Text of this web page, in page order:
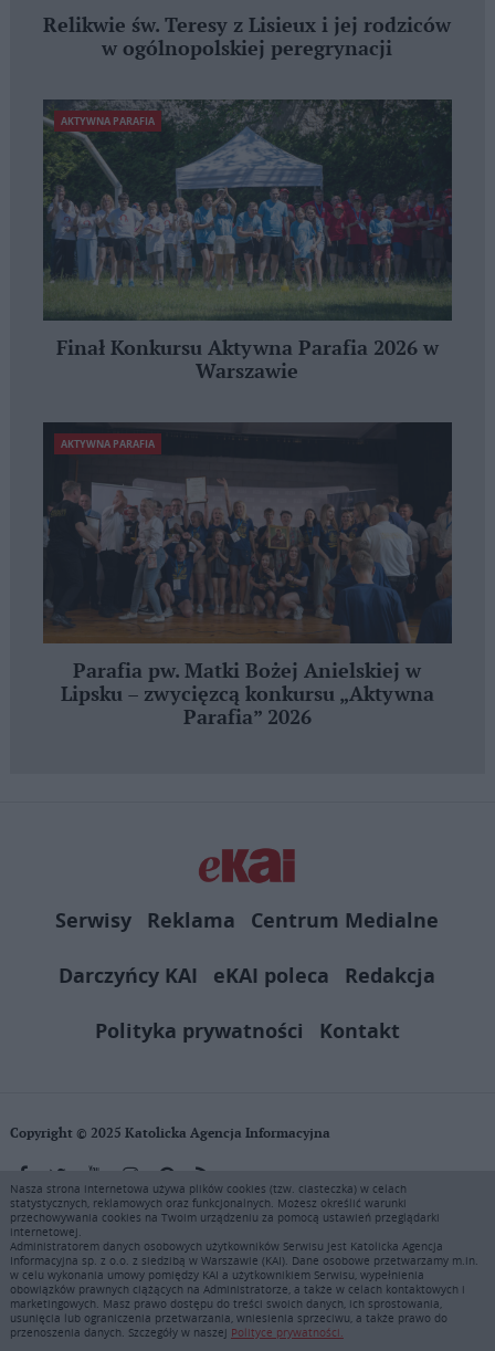
Relikwie św. Teresy z Lisieux i jej rodziców
w ogólnopolskiej peregrynacji
AKTYWNA PARAFIA
Finał Konkursu Aktywna Parafia 2026 w
Warszawie
AKTYWNA PARAFIA
Parafia pw. Matki Bożej Anielskiej w
Lipsku – zwycięzcą konkursu „Aktywna
Parafia” 2026
Serwisy Reklama
Centrum Medialne
Darczyńcy KAI
eKAI poleca
Redakcja
Polityka prywatności
Kontakt
Copyright © 2025 Katolicka Agencja Informacyjna
KAI zastrzega wszelkie prawa do serwisu. Użytkownicy mogą pobierać
i drukować fragmenty zawartości serwisu internetowego www.ekai.pl
wyłącznie do użytku osobistego. Publikacja, rozpowszechnianie
zawartości niniejszego serwisu lub jej sprzedaż (także framing i in.
podobne metody), są bez uprzedniej pisemnej zgody KAI zabronione i
stanowią naruszenie ustaw o prawie autorskim, ochronie baz danych i
uczciwej konkurencji - będą ścigane przy pomocy wszelkich
Nasza strona internetowa używa plików cookies (tzw. ciasteczka) w celach
statystycznych, reklamowych oraz funkcjonalnych. Możesz określić warunki
przechowywania cookies na Twoim urządzeniu za pomocą ustawień przeglądarki
internetowej.
Administratorem danych osobowych użytkowników Serwisu jest Katolicka Agencja
Informacyjna sp. z o.o. z siedzibą w Warszawie (KAI). Dane osobowe przetwarzamy m.in.
w celu wykonania umowy pomiędzy KAI a użytkownikiem Serwisu, wypełnienia
obowiązków prawnych ciążących na Administratorze, a także w celach kontaktowych i
marketingowych. Masz prawo dostępu do treści swoich danych, ich sprostowania,
usunięcia lub ograniczenia przetwarzania, wniesienia sprzeciwu, a także prawo do
przenoszenia danych. Szczegóły w naszej Polityce prywatności.